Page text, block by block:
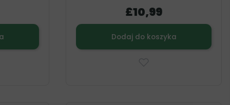
£10,99
Dodaj do koszyka